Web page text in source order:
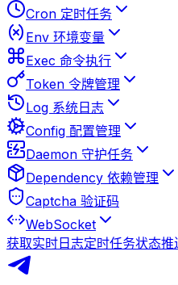
Cron 定时任务
Env 环境变量
Exec 命令执行
Token 令牌管理
Log 系统日志
Config 配置管理
Daemon 守护任务
Dependency 依赖管理
Captcha 验证码
WebSocket
获取实时日志定时任务状态推